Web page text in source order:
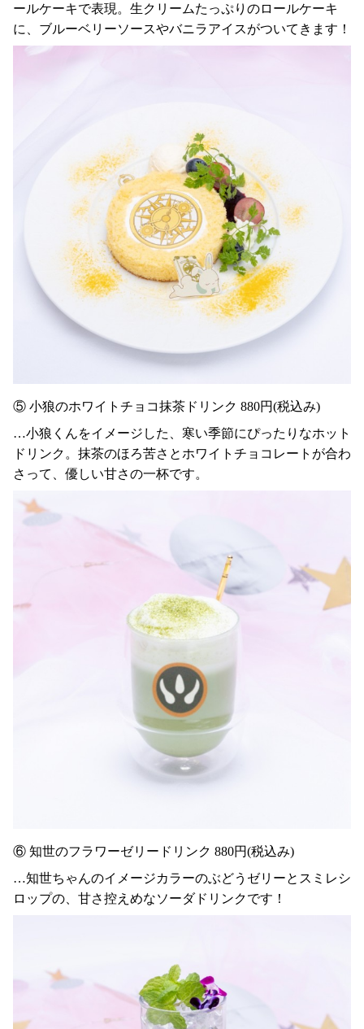
ールケーキで表現。生クリームたっぷりのロールケーキ
に、ブルーベリーソースやバニラアイスがついてきます！
⑤ 小狼のホワイトチョコ抹茶ドリンク 880円(税込み)
…小狼くんをイメージした、寒い季節にぴったりなホット
ドリンク。抹茶のほろ苦さとホワイトチョコレートが合わ
さって、優しい甘さの一杯です。
⑥ 知世のフラワーゼリードリンク 880円(税込み)
…知世ちゃんのイメージカラーのぶどうゼリーとスミレシ
ロップの、甘さ控えめなソーダドリンクです！